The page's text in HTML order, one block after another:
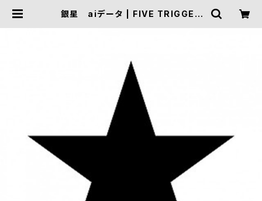
銀星 aiデータ | FIVE TRIGGER